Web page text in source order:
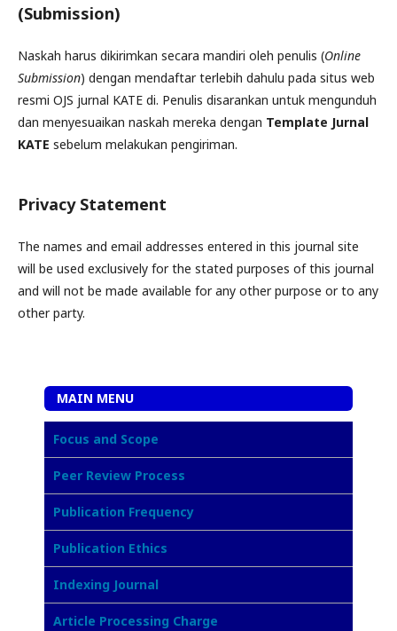
(Submission)
Naskah harus dikirimkan secara mandiri oleh penulis (Online
Submission) dengan mendaftar terlebih dahulu pada situs web
resmi OJS jurnal KATE di. Penulis disarankan untuk mengunduh
dan menyesuaikan naskah mereka dengan Template Jurnal
KATE sebelum melakukan pengiriman.
Privacy Statement
The names and email addresses entered in this journal site
will be used exclusively for the stated purposes of this journal
and will not be made available for any other purpose or to any
other party.
MAIN MENU
Focus and Scope
Peer Review Process
Publication Frequency
Publication Ethics
Indexing Journal
Article Processing Charge